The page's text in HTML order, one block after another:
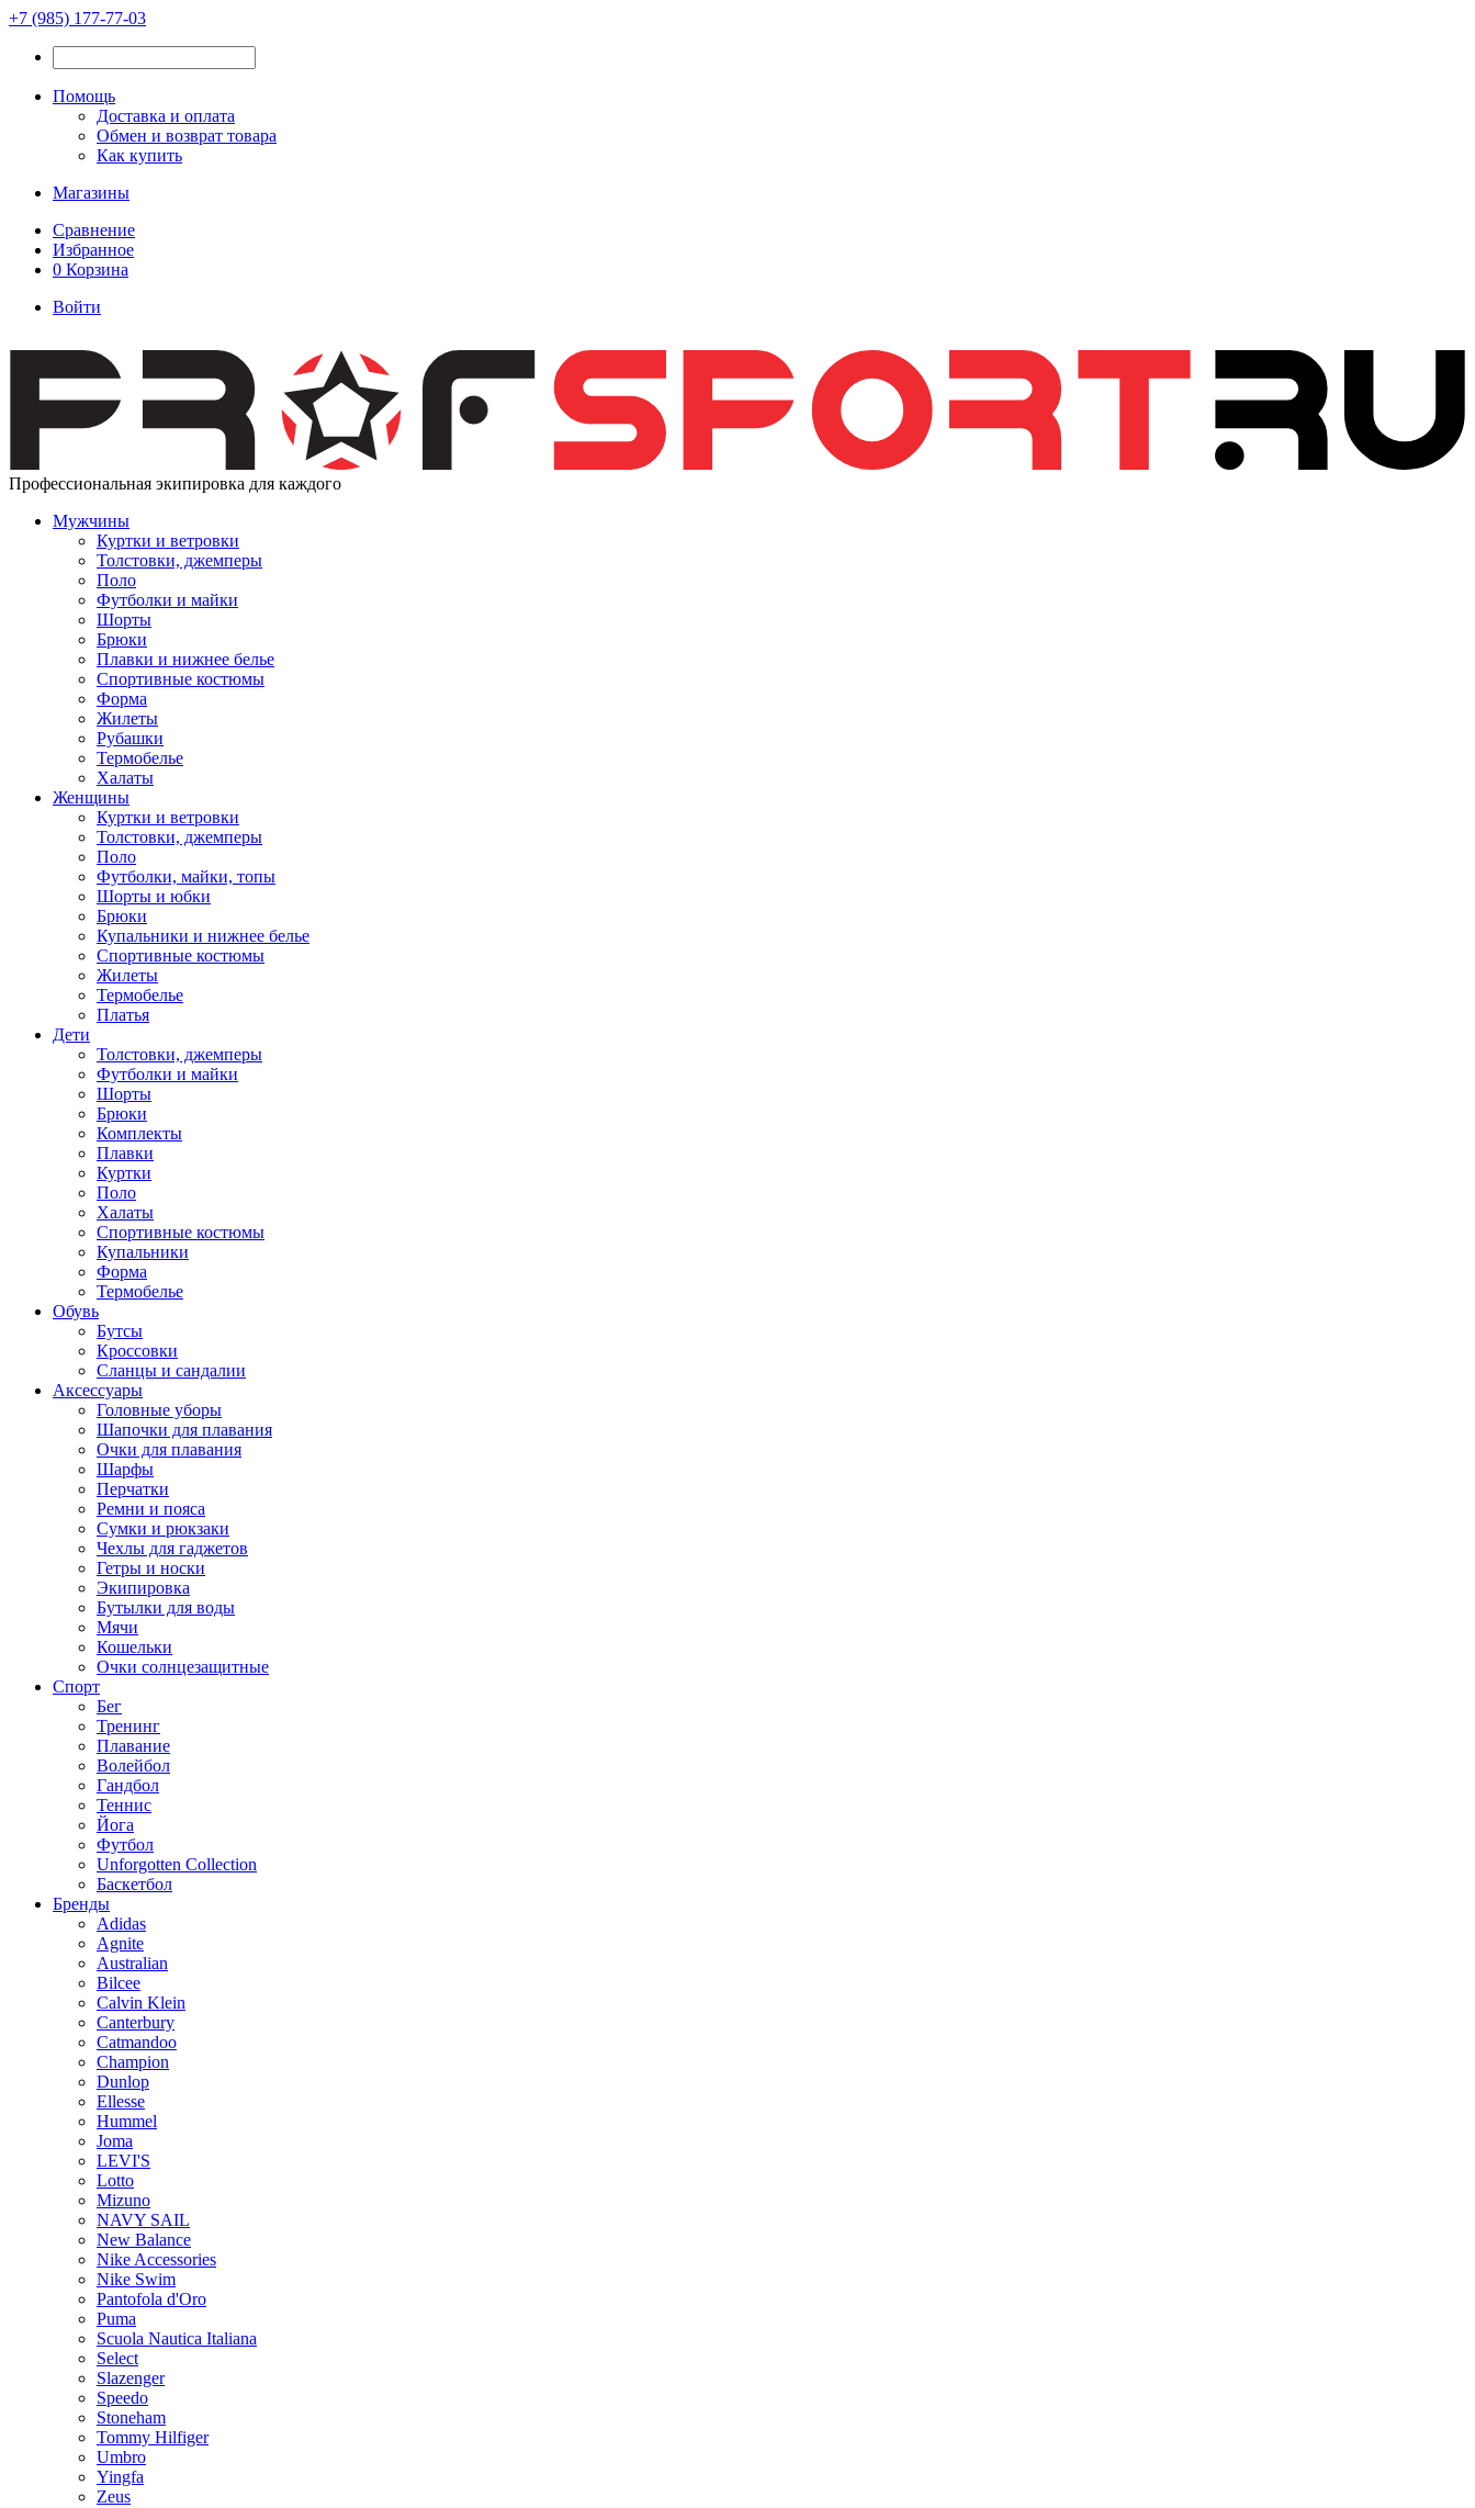
+7 (985) 177-77-03
Помощь
Доставка и оплата
Обмен и возврат товара
Как купить
Магазины
Сравнение
Избранное
0 Корзина
Войти
Профессиональная экипировка для каждого
Мужчины
Куртки и ветровки
Толстовки, джемперы
Поло
Футболки и майки
Шорты
Брюки
Плавки и нижнее белье
Спортивные костюмы
Форма
Жилеты
Рубашки
Термобелье
Халаты
Женщины
Куртки и ветровки
Толстовки, джемперы
Поло
Футболки, майки, топы
Шорты и юбки
Брюки
Купальники и нижнее белье
Спортивные костюмы
Жилеты
Термобелье
Платья
Дети
Толстовки, джемперы
Футболки и майки
Шорты
Брюки
Комплекты
Плавки
Куртки
Поло
Халаты
Спортивные костюмы
Купальники
Форма
Термобелье
Обувь
Бутсы
Кроссовки
Сланцы и сандалии
Аксессуары
Головные уборы
Шапочки для плавания
Очки для плавания
Шарфы
Перчатки
Ремни и пояса
Сумки и рюкзаки
Чехлы для гаджетов
Гетры и носки
Экипировка
Бутылки для воды
Мячи
Кошельки
Очки солнцезащитные
Спорт
Бег
Тренинг
Плавание
Волейбол
Гандбол
Теннис
Йога
Футбол
Unforgotten Collection
Баскетбол
Бренды
Adidas
Agnite
Australian
Bilcee
Calvin Klein
Canterbury
Catmandoo
Champion
Dunlop
Ellesse
Hummel
Joma
LEVI'S
Lotto
Mizuno
NAVY SAIL
New Balance
Nike Accessories
Nike Swim
Pantofola d'Oro
Puma
Scuola Nautica Italiana
Select
Slazenger
Speedo
Stoneham
Tommy Hilfiger
Umbro
Yingfa
Zeus